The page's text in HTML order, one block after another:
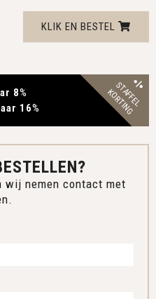
KLIK EN BESTEL
8%
16% STAFFEL
KORTING
wij nemen contact met